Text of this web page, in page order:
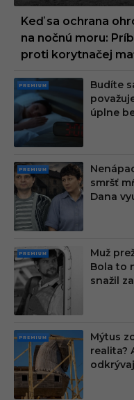
Keď sa ochrana
na nočnú moru:
proti korytnačej
PRE
MIU
M
Budíte
úplne
PRE
MIU
M
smršť
Dana
PRE
MIU
M
Muž
Bola to
snažil
PRE
MIU
M
Mýtus
realita?